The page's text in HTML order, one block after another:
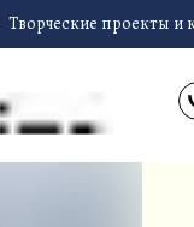
Творческие проекты и